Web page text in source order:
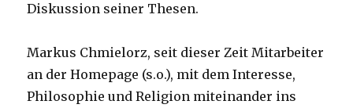
Diskussion seiner Thesen.
Markus Chmielorz, seit dieser Zeit Mitarbeiter
an der Homepage (s.o.), mit dem Interesse,
Philosophie und Religion miteinander ins